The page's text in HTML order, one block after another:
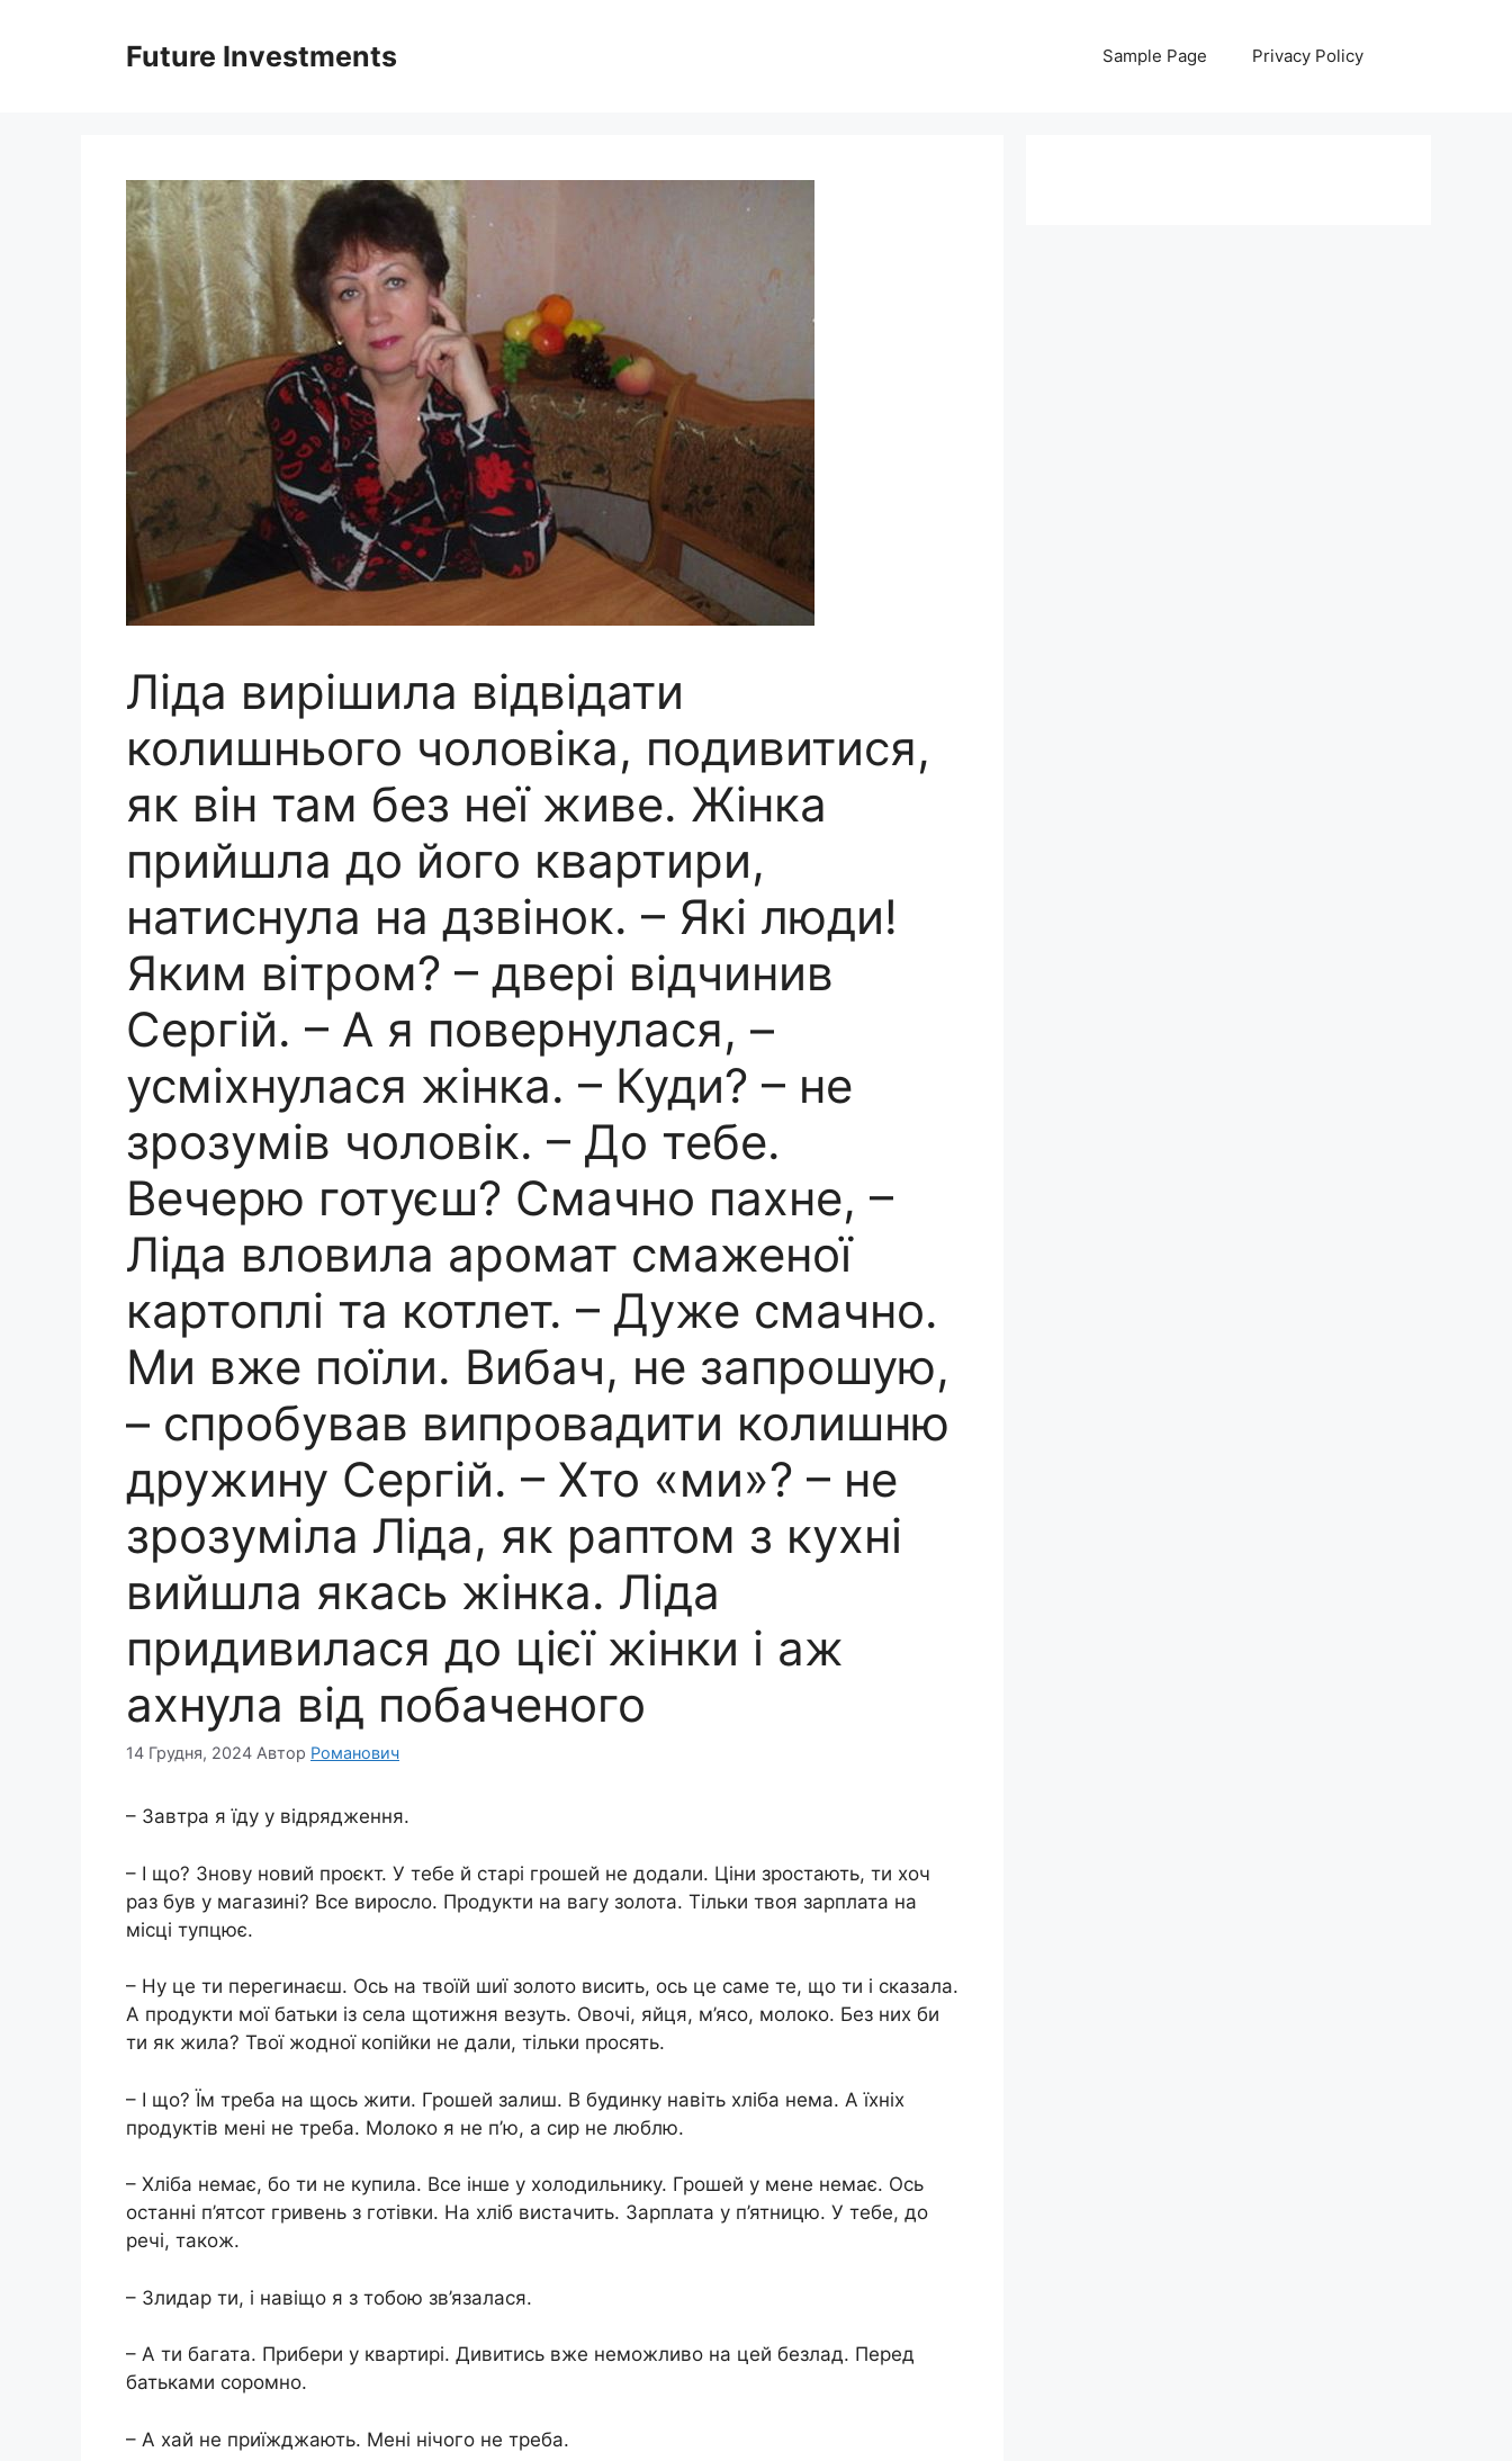
Future Investments Sample Page Privacy Policy
Ліда вирішила відвідати
колишнього чоловіка, подивитися,
як він там без неї живе. Жінка
прийшла до його квартири,
натиснула на дзвінок. – Які люди!
Яким вітром? – двері відчинив
Сергій. – А я повернулася, –
усміхнулася жінка. – Куди? – не
зрозумів чоловік. – До тебе.
Вечерю готуєш? Смачно пахне, –
Ліда вловила аромат смаженої
картоплі та котлет. – Дуже смачно.
Ми вже поїли. Вибач, не запрошую,
– спробував випровадити колишню
дружину Сергій. – Хто «ми»? – не
зрозуміла Ліда, як раптом з кухні
вийшла якась жінка. Ліда
придивилася до цієї жінки і аж
ахнула від побаченого
14 Грудня, 2024 Автор Романович
– Завтра я їду у відрядження.
– І що? Знову новий проєкт. У тебе й старі грошей не додали. Ціни зростають, ти хоч
раз був у магазині? Все виросло. Продукти на вагу золота. Тільки твоя зарплата на
місці тупцює.
– Ну це ти перегинаєш. Ось на твоїй шиї золото висить, ось це саме те, що ти і сказала.
А продукти мої батьки із села щотижня везуть. Овочі, яйця, м’ясо, молоко. Без них би
ти як жила? Твої жодної копійки не дали, тільки просять.
– І що? Їм треба на щось жити. Грошей залиш. В будинку навіть хліба нема. А їхніх
продуктів мені не треба. Молоко я не п’ю, а сир не люблю.
– Хліба немає, бо ти не купила. Все інше у холодильнику. Грошей у мене немає. Ось
останні п’ятсот гривень з готівки. На хліб вистачить. Зарплата у п’ятницю. У тебе, до
речі, також.
– Злидар ти, і навіщо я з тобою зв’язалася.
– А ти багата. Прибери у квартирі. Дивитись вже неможливо на цей безлад. Перед
батьками соромно.
– А хай не приїжджають. Мені нічого не треба.